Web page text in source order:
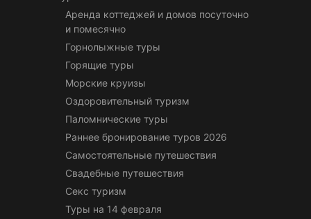
Аренда коттеджей и домов посуточно
и помесячно
Горнолыжные туры
Горящие туры
Морские круизы
Оздоровительный туризм
Паломнические туры
Раннее бронирование туров 2026
Самостоятельные путешествия
Свадебные путешествия
Секс туризм
Туры на 14 февраля